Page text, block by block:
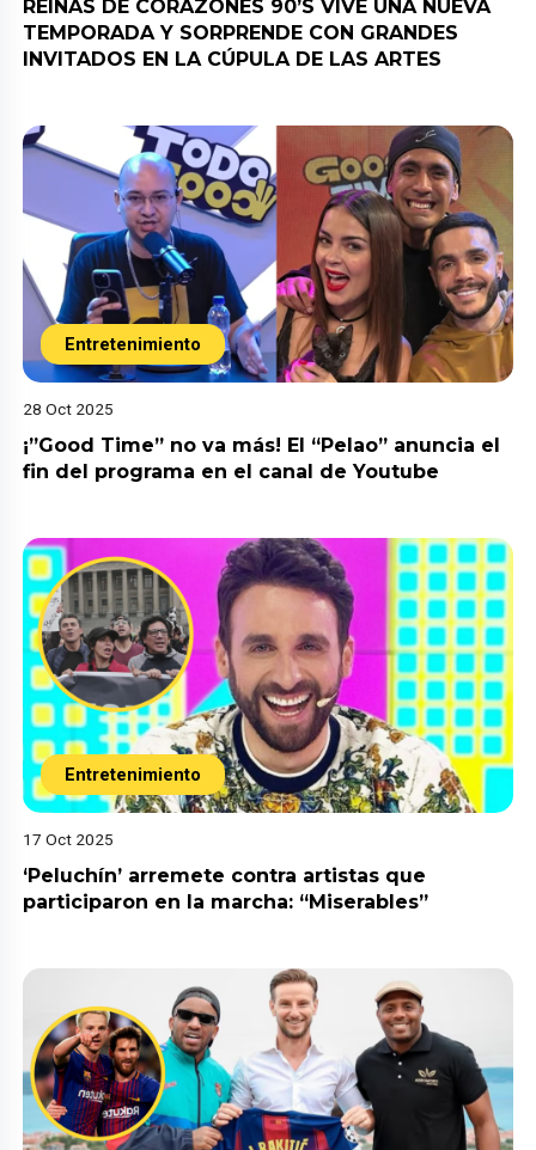
REINAS DE CORAZONES 90’S VIVE UNA NUEVA
TEMPORADA Y SORPRENDE CON GRANDES
INVITADOS EN LA CÚPULA DE LAS ARTES
Entretenimiento
28 Oct 2025
¡”Good Time” no va más! El “Pelao” anuncia el
fin del programa en el canal de Youtube
Entretenimiento
17 Oct 2025
‘Peluchín’ arremete contra artistas que
participaron en la marcha: “Miserables”